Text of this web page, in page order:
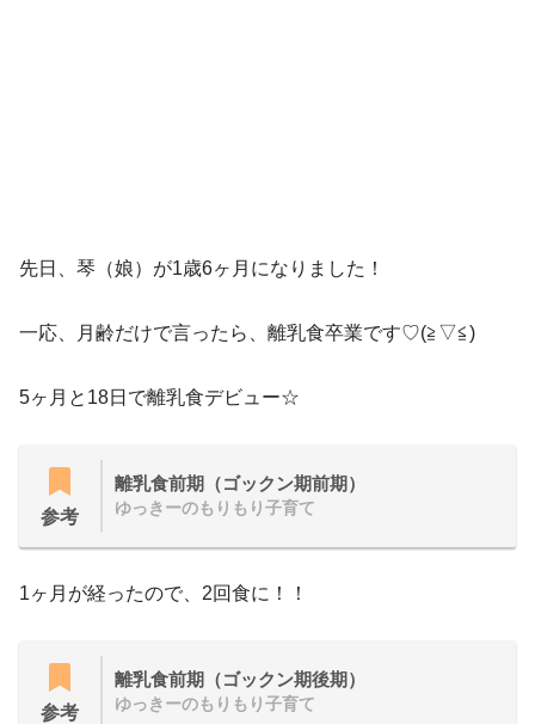
先日、琴（娘）が1歳6ヶ月になりました！
一応、月齢だけで言ったら、離乳食卒業です♡(≧▽≦)
5ヶ月と18日で離乳食デビュー☆
参考
離乳食前期（ゴックン期前期）
ゆっきーのもりもり子育て
1ヶ月が経ったので、2回食に！！
参考
離乳食前期（ゴックン期後期）
ゆっきーのもりもり子育て